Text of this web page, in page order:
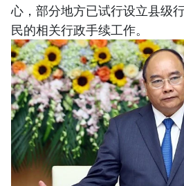
心，部分地方已试行设立县级
民的相关行政手续工作。